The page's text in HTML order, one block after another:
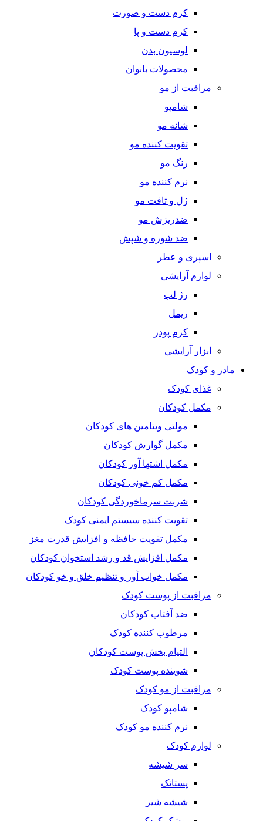
کرم دست و صورت
کرم دست و پا
لوسیون بدن
محصولات بانوان
مراقبت از مو
شامپو
شانه مو
تقویت کننده مو
رنگ مو
نرم کننده مو
ژل و تافت مو
ضدریزش مو
ضد شوره و شپش
اسپری و عطر
لوازم آرایشی
رژ لب
ریمل
کرم پودر
ابزار آرایشی
مادر و کودک
غذای کودک
مکمل کودکان
مولتی ویتامین های کودکان
مکمل گوارش کودکان
مکمل اشتها آور کودکان
مکمل کم خونی کودکان
شربت سرماخوردگی کودکان
تقویت کننده سیستم ایمنی کودک
مکمل تقویت حافظه و افزایش قدرت مغز
مکمل افزایش قد و رشد استخوان کودکان
مکمل خواب آور و تنظیم خلق و خو کودکان
مراقبت از پوست کودک
ضد آفتاب کودکان
مرطوب کننده کودک
التیام بخش پوست کودکان
شوینده پوست کودک
مراقبت از مو کودک
شامپو کودک
نرم کننده مو کودک
لوازم کودک
سر شیشه
پستانک
شیشه شیر